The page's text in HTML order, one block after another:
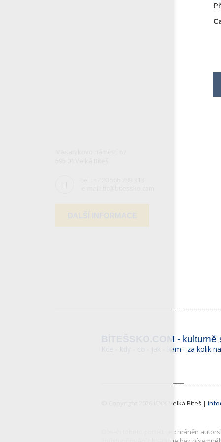
BÍTEŠSKO.COM - kulturně
Kde - kdy - co - jak - kam - za kolik
© Copyright 2026 ICKK Velká Bíteš |
Obsah tohoto portálu je chráněn